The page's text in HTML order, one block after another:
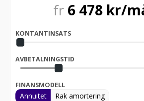
fr 6 478 kr/
KONTANTINSATS
AVBETALNINGSTID
FINANSMODELL
Annuitet Rak amortering